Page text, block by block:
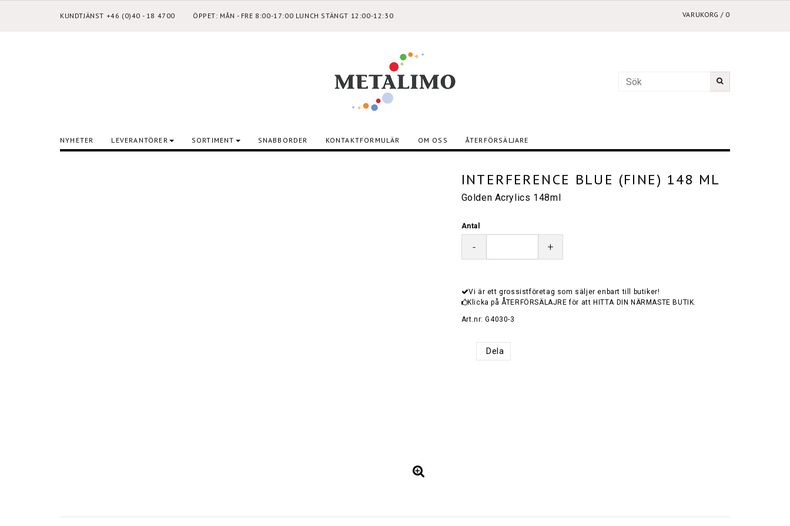
KUNDTJÄNST +46 (0)40 - 18 4700 ÖPPET: MÅN - FRE 8:00-17:00 LUNCH STÄNGT 12:00-12:30 VARUKORG / 0
NYHETER LEVERANTÖRER SORTIMENT SNABBORDER KONTAKTFORMULÄR OM OSS ÅTERFÖRSÄLJARE
INTERFERENCE BLUE (FINE) 148 ML
Golden Acrylics 148ml
Antal
- +
Vi är ett grossistföretag som säljer enbart till butiker!
Klicka på ÅTERFÖRSÄLAJRE för att HITTA DIN NÄRMASTE BUTIK.
Art.nr: G4030-3
Dela